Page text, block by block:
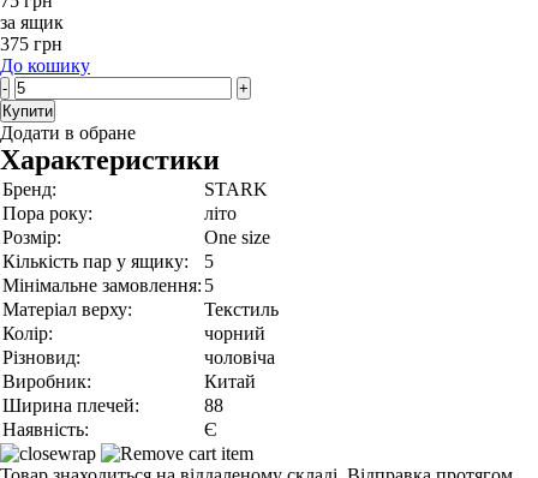
за ящик
375 грн
До кошику
-
+
Купити
Додати в обране
Характеристики
Бренд:
STARK
Пора року:
літо
Розмір:
One size
Кількість пар у ящику:
5
Мінімальне замовлення: 5
Матеріал верху:
Текстиль
Колір:
чорний
Різновид:
чоловіча
Виробник:
Китай
Ширина плечей:
88
Наявність:
Є